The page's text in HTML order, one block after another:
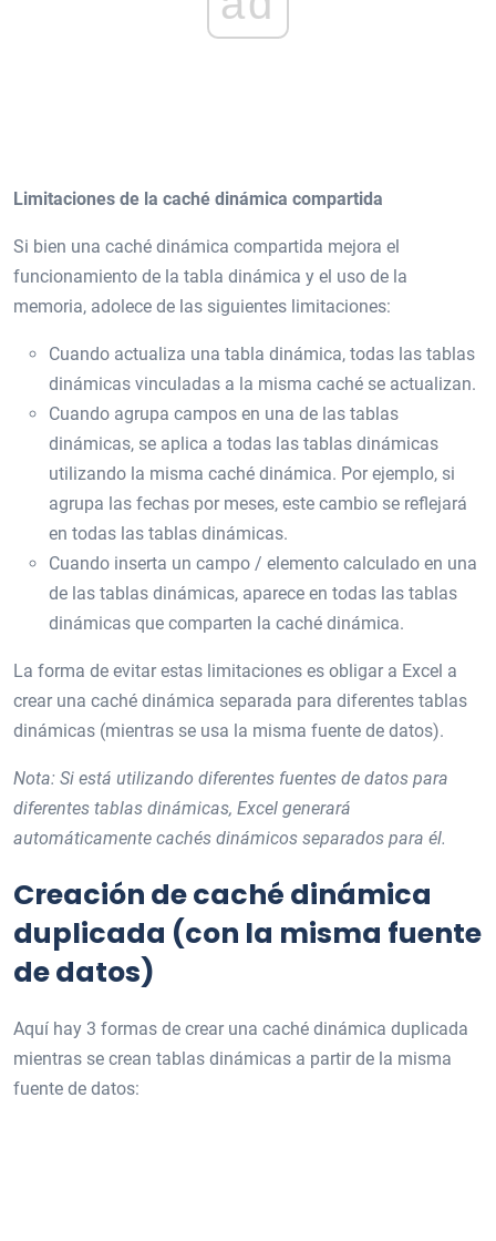
Limitaciones de la caché dinámica compartida
Si bien una caché dinámica compartida mejora el
funcionamiento de la tabla dinámica y el uso de la
memoria, adolece de las siguientes limitaciones:
Cuando actualiza una tabla dinámica, todas las tablas
dinámicas vinculadas a la misma caché se actualizan.
Cuando agrupa campos en una de las tablas
dinámicas, se aplica a todas las tablas dinámicas
utilizando la misma caché dinámica. Por ejemplo, si
agrupa las fechas por meses, este cambio se reflejará
en todas las tablas dinámicas.
Cuando inserta un campo / elemento calculado en una
de las tablas dinámicas, aparece en todas las tablas
dinámicas que comparten la caché dinámica.
La forma de evitar estas limitaciones es obligar a Excel a
crear una caché dinámica separada para diferentes tablas
dinámicas (mientras se usa la misma fuente de datos).
Nota: Si está utilizando diferentes fuentes de datos para
diferentes tablas dinámicas, Excel generará
automáticamente cachés dinámicos separados para él.
Creación de caché dinámica
duplicada (con la misma fuente
de datos)
Aquí hay 3 formas de crear una caché dinámica duplicada
mientras se crean tablas dinámicas a partir de la misma
fuente de datos: